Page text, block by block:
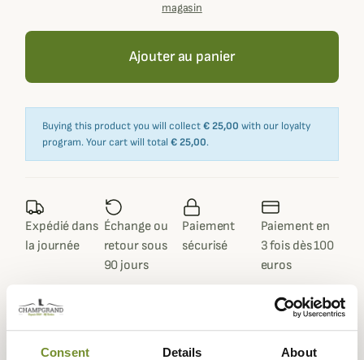
Consent Details About
magasin
Ajouter au panier
Buying this product you will collect€ 25,00 with our loyalty
program. Your cart will total € 25,00.
Expédié dans
la journée
Échange ou
retour sous
90 jours
Paiement
sécurisé
Paiement en
3 fois dès 100
euros